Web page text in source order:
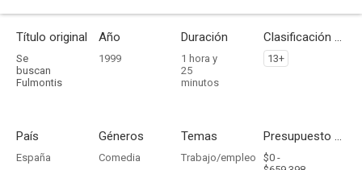
Título original
Se
buscan
Fulmontis
Año
1999
Duración
1 hora y
25
minutos
Clasificación por edades
13+
País
España
Géneros
Comedia
Temas
Trabajo/empleo
Presupuesto - Ingresos
$0 -